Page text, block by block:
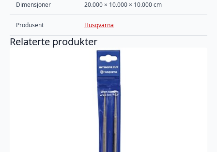
Dimensjoner 20.000 × 10.000 × 10.000 cm
Produsent Husqvarna
Relaterte produkter